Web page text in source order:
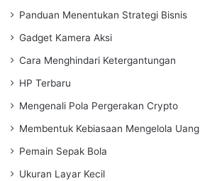
Panduan Menentukan Strategi Bisnis
Gadget Kamera Aksi
Cara Menghindari Ketergantungan
HP Terbaru
Mengenali Pola Pergerakan Crypto
Membentuk Kebiasaan Mengelola Uang
Pemain Sepak Bola
Ukuran Layar Kecil